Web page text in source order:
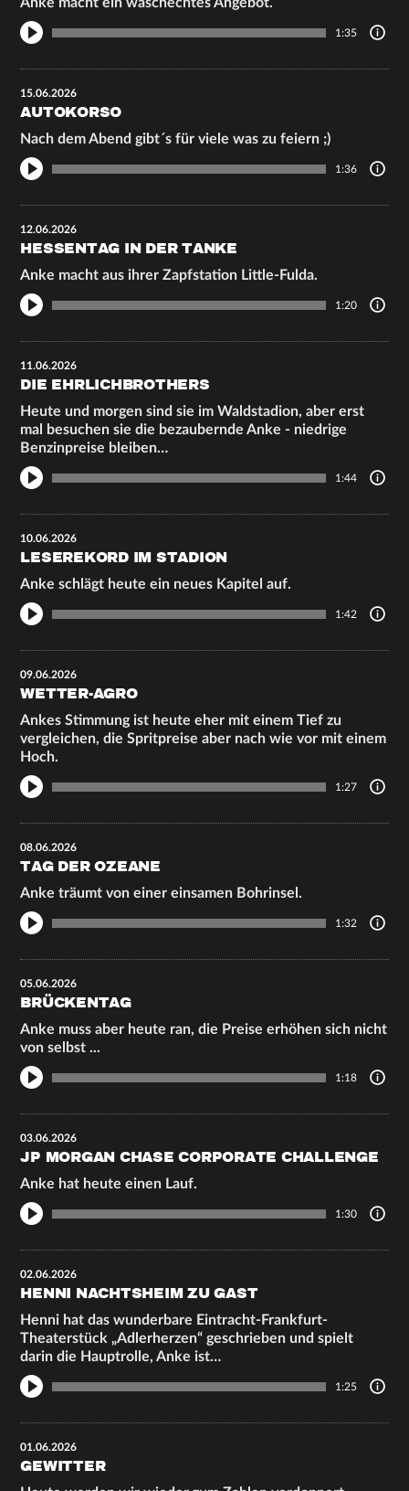
1:35
15.06.2026
AUTOKORSO
Nach dem Abend gibt´s für viele was zu feiern ;)
1:36
12.06.2026
HESSENTAG IN DER TANKE
Anke macht aus ihrer Zapfstation Little-Fulda.
1:20
11.06.2026
DIE EHRLICHBROTHERS
Heute und morgen sind sie im Waldstadion, aber erst
mal besuchen sie die bezaubernde Anke - niedrige
Benzinpreise bleiben…
1:44
10.06.2026
LESEREKORD IM STADION
Anke schlägt heute ein neues Kapitel auf.
1:42
09.06.2026
WETTER-AGRO
Ankes Stimmung ist heute eher mit einem Tief zu
vergleichen, die Spritpreise aber nach wie vor mit einem
Hoch.
1:27
08.06.2026
TAG DER OZEANE
Anke träumt von einer einsamen Bohrinsel.
1:32
05.06.2026
BRÜCKENTAG
Anke muss aber heute ran, die Preise erhöhen sich nicht
von selbst ...
1:18
03.06.2026
JP MORGAN CHASE CORPORATE CHALLENGE
Anke hat heute einen Lauf.
1:30
02.06.2026
HENNI NACHTSHEIM ZU GAST
Henni hat das wunderbare Eintracht-Frankfurt-
Theaterstück „Adlerherzen“ geschrieben und spielt
darin die Hauptrolle, Anke ist…
1:25
01.06.2026
GEWITTER